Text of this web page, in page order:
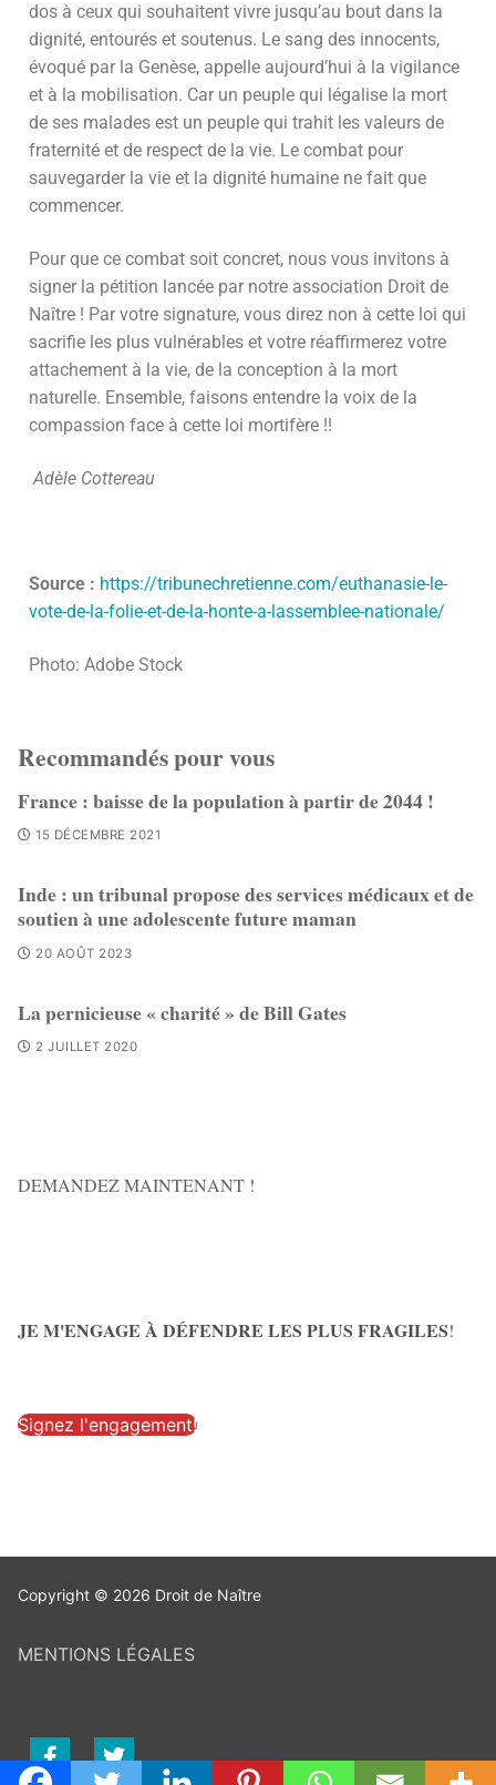
dos à ceux qui souhaitent vivre jusqu’au bout dans la
dignité, entourés et soutenus. Le sang des innocents,
évoqué par la Genèse, appelle aujourd’hui à la vigilance
et à la mobilisation. Car un peuple qui légalise la mort
de ses malades est un peuple qui trahit les valeurs de
fraternité et de respect de la vie. Le combat pour
sauvegarder la vie et la dignité humaine ne fait que
commencer.
Pour que ce combat soit concret, nous vous invitons à
signer la pétition lancée par notre association Droit de
Naître ! Par votre signature, vous direz non à cette loi qui
sacrifie les plus vulnérables et votre réaffirmerez votre
attachement à la vie, de la conception à la mort
naturelle. Ensemble, faisons entendre la voix de la
compassion face à cette loi mortifère !!
Adèle Cottereau
Source : https://tribunechretienne.com/euthanasie-le-
vote-de-la-folie-et-de-la-honte-a-lassemblee-nationale/
Photo: Adobe Stock
Recommandés pour vous
France : baisse de la population à partir de 2044 !
15 DÉCEMBRE 2021
Inde : un tribunal propose des services médicaux et de
soutien à une adolescente future maman
20 AOÛT 2023
La pernicieuse « charité » de Bill Gates
2 JUILLET 2020
DEMANDEZ MAINTENANT !
JE M'ENGAGE À DÉFENDRE LES PLUS FRAGILES!
Signez l'engagement!
Copyright © 2026 Droit de Naître
MENTIONS LÉGALES